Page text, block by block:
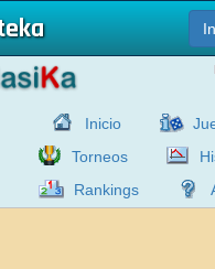
Inicio
Torneos
Rankings